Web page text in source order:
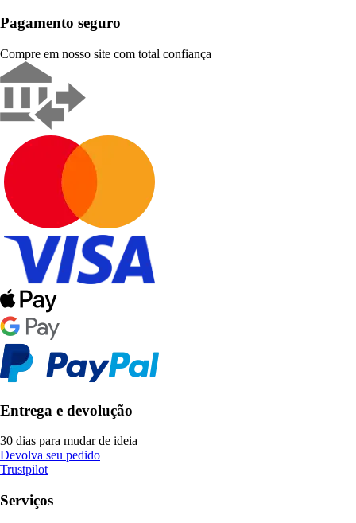
Pagamento seguro
Compre em nosso site com total confiança
Entrega e devolução
30 dias para mudar de ideia
Devolva seu pedido
Trustpilot
Serviços